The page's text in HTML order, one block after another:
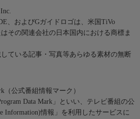
、およびGガイドロゴは、米国TiVo
その関連会社の日本国内における商標ま
ている記事・写真等あらゆる素材の無断
（公式番組情報マーク）
Data Mark」といい、テレビ番組の公
Information)情報」を利用したサービスに